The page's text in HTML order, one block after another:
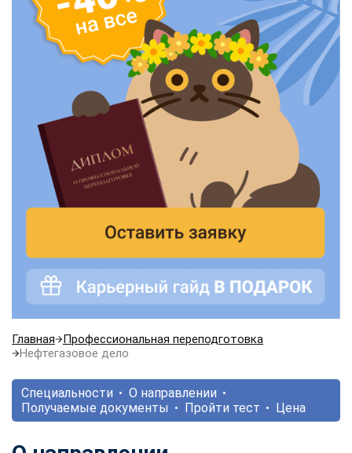
Главная
Профессиональная переподготовка
Нефтегазовое дело
Специальности
О направлении
Получаемые документы
Пройти тест Цена